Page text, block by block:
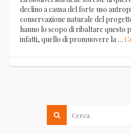
declino a causa del forte uso
conservazione naturale del
hanno lo scopo di ribaltare questo
infatti, quello di promuovere la …